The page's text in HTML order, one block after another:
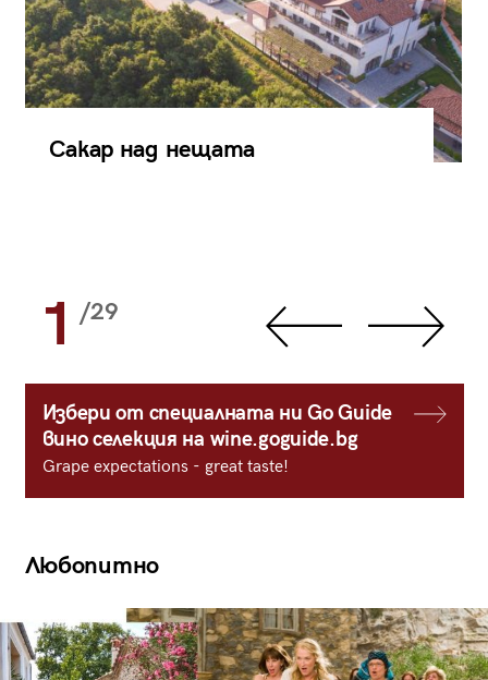
Сакар над нещата
1 /29
Избери от специалната ни Go Guide
вино селекция на wine.goguide.bg
Grape expectations - great taste!
Любопитно